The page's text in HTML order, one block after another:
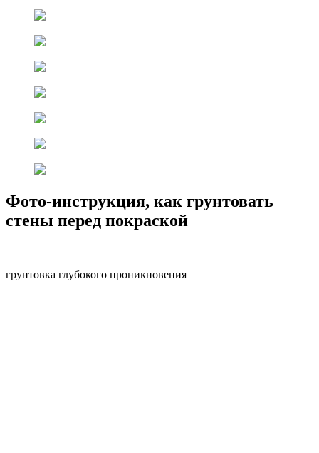
Фото-инструкция, как грунтовать
стены перед покраской
грунтовка глубокого проникновения